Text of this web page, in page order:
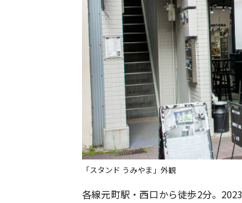
「スタンド うみやま」外観
各線元町駅・西口から徒歩2分。